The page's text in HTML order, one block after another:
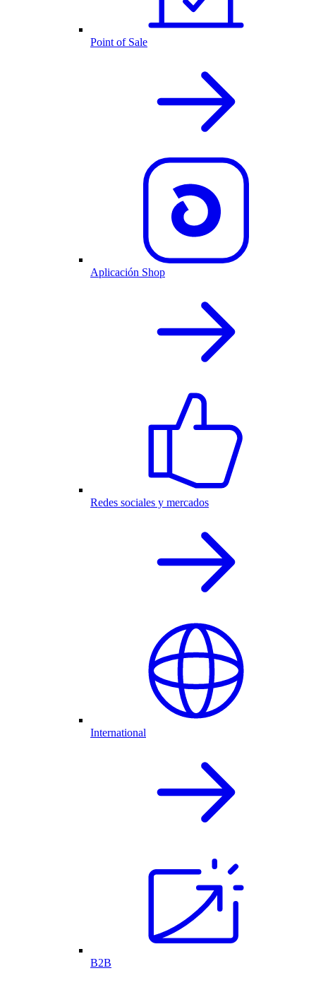
Point of Sale
Aplicación Shop
Redes sociales y mercados
International
B2B